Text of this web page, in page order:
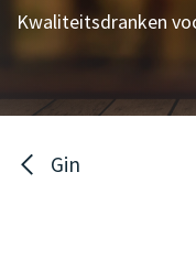
Kwaliteitsdranken
Gin